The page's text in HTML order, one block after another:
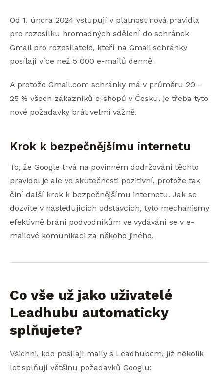
Od 1. února 2024 vstupují v platnost nová pravidla
pro rozesílku hromadných sdělení do schránek
Gmail pro rozesílatele, kteří na Gmail schránky
posílají více než 5 000 e-mailů denně.
A protože Gmail.com schránky má v průměru 20 –
25 % všech zákazníků e-shopů v Česku, je třeba tyto
nové požadavky brát velmi vážně.
Krok k bezpečnějšímu internetu
To, že Google trvá na povinném dodržování těchto
pravidel je ale ve skutečnosti pozitivní, protože tak
činí další krok k bezpečnějšímu internetu. Jak se
dozvíte v následujících odstavcích, tyto mechanismy
efektivně brání podvodníkům ve vydávání se v e-
mailové komunikaci za někoho jiného.
Co vše už jako uživatelé
Leadhubu automaticky
splňujete?
Všichni, kdo posílají maily s Leadhubem, již několik
let splňují většinu požadavků Googlu: